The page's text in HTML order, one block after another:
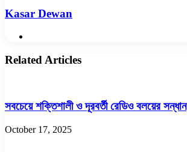
Kasar Dewan
Related Articles
সবচেয়ে শক্তিশালী ও দূরবর্তী রেডিও বলয়ের সন্ধান
October 17, 2025